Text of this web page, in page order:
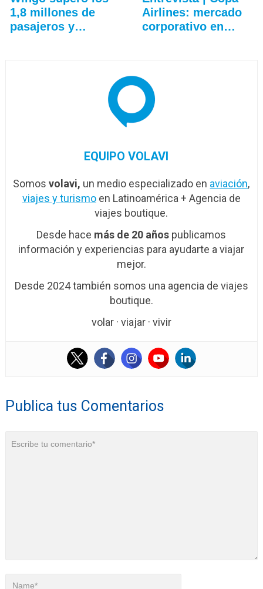
1,8 millones de
pasajeros y
Airlines: mercado
corporativo en…
EQUIPO VOLAVI
Somosvolavi, un medio especializado en aviación,
viajes y turismoen Latinoamérica + Agencia de
viajes boutique.
Desde hace más de 20 años publicamos
información y experiencias para ayudarte a viajar
mejor.
Desde 2024 también somos una agencia de viajes
boutique.
volar · viajar · vivir
Publica tus Comentarios